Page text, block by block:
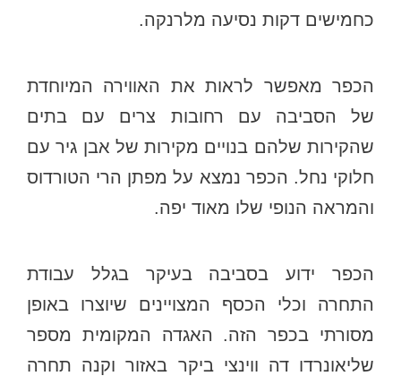
כחמישים דקות נסיעה מלרנקה.
הכפר מאפשר לראות את האווירה המיוחדת
של הסביבה עם רחובות צרים עם בתים
שהקירות שלהם בנויים מקירות של אבן גיר עם
חלוקי נחל. הכפר נמצא על מפתן הרי הטורדוס
והמראה הנופי שלו מאוד יפה.
הכפר ידוע בסביבה בעיקר בגלל עבודת
התחרה וכלי הכסף המצויינים שיוצרו באופן
מסורתי בכפר הזה. האגדה המקומית מספר
שליאונרדו דה ווינצי ביקר באזור וקנה תחרה